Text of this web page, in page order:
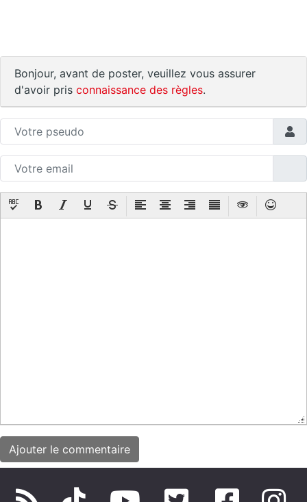
Bonjour, avant de poster, veuillez vous assurer
d'avoir pris connaissance des règles.